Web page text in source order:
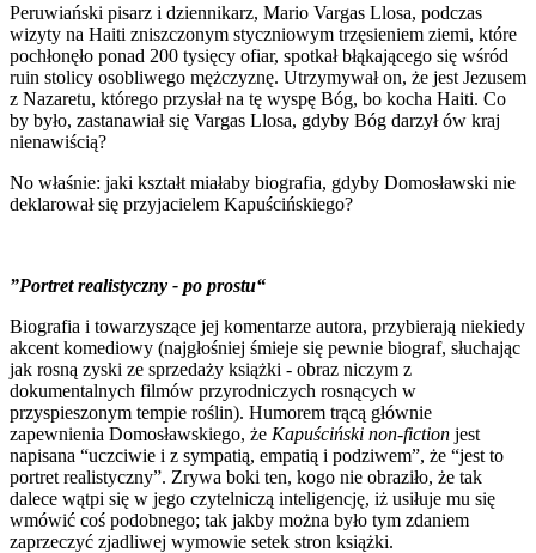
Peruwiański pisarz i dziennikarz, Mario Vargas Llosa, podczas
wizyty na Haiti zniszczonym styczniowym trzęsieniem ziemi, które
pochłonęło ponad 200 tysięcy ofiar, spotkał błąkającego się wśród
ruin stolicy osobliwego mężczyznę. Utrzymywał on, że jest Jezusem
z Nazaretu, którego przysłał na tę wyspę Bóg, bo kocha Haiti. Co
by było, zastanawiał się Vargas Llosa, gdyby Bóg darzył ów kraj
nienawiścią?
No właśnie: jaki kształt miałaby biografia, gdyby Domosławski nie
deklarował się przyjacielem Kapuścińskiego?
”Portret realistyczny - po prostu“
Biografia i towarzyszące jej komentarze autora, przybierają niekiedy
akcent komediowy (najgłośniej śmieje się pewnie biograf, słuchając
jak rosną zyski ze sprzedaży książki - obraz niczym z
dokumentalnych filmów przyrodniczych rosnących w
przyspieszonym tempie roślin). Humorem trącą głównie
zapewnienia Domosławskiego, że Kapuściński non-fiction jest
napisana “uczciwie i z sympatią, empatią i podziwem”, że “jest to
portret realistyczny”. Zrywa boki ten, kogo nie obraziło, że tak
dalece wątpi się w jego czytelniczą inteligencję, iż usiłuje mu się
wmówić coś podobnego; tak jakby można było tym zdaniem
zaprzeczyć zjadliwej wymowie setek stron książki.